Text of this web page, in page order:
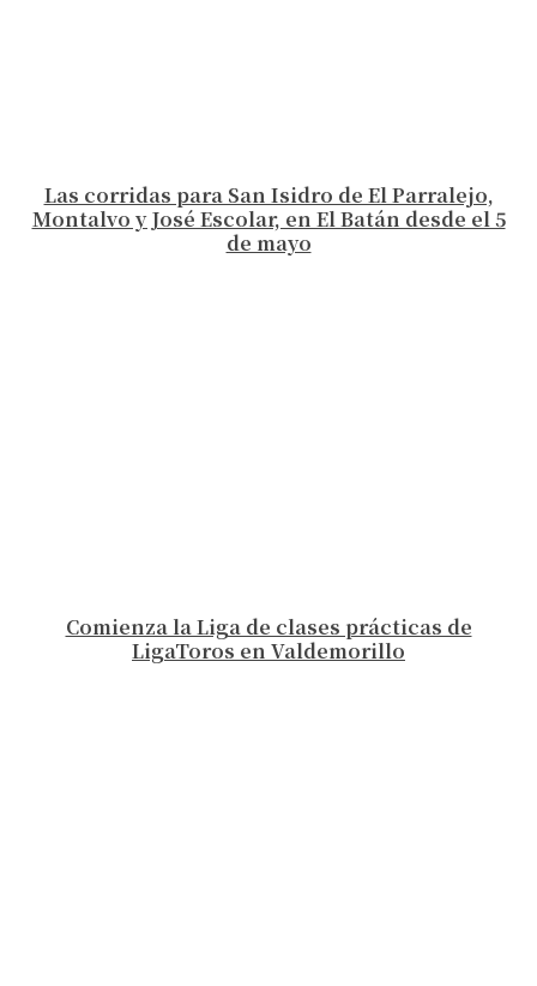
Las corridas para San Isidro de El Parralejo,
Montalvo y José Escolar, en El Batán desde el 5
de mayo
Comienza la Liga de clases prácticas de
LigaToros en Valdemorillo